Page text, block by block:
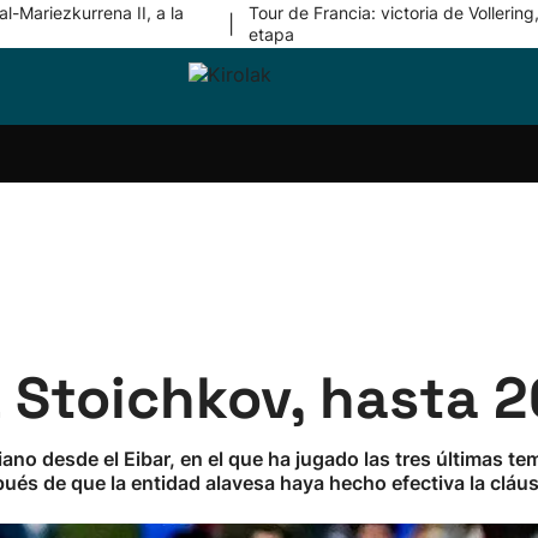
Mariezkurrena II, a la
Tour de Francia: victoria de
etapa
Equipos
Stoichkov, hasta
desde el Eibar, en el que ha jugado las tres últimas
de que la entidad alavesa haya hecho efectiva la